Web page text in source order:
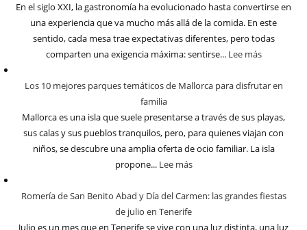
En el siglo XXI, la gastronomía ha evolucionado hasta convertirse en
una experiencia que va mucho más allá de la comida. En este
sentido, cada mesa trae expectativas diferentes, pero todas
comparten una exigencia máxima: sentirse... Lee más
Los 10 mejores parques temáticos de Mallorca para disfrutar en
familia
Mallorca es una isla que suele presentarse a través de sus playas,
sus calas y sus pueblos tranquilos, pero, para quienes viajan con
niños, se descubre una amplia oferta de ocio familiar. La isla
propone... Lee más
Romería de San Benito Abad y Día del Carmen: las grandes fiestas
de julio en Tenerife
Julio es un mes que en Tenerife se vive con una luz distinta, una luz